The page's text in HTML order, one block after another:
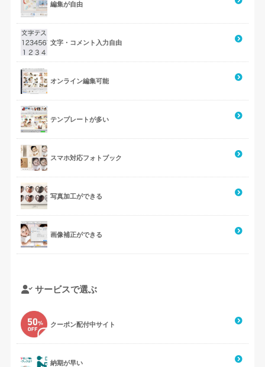
編集が自由
文字・コメント入力自由
オンライン編集可能
テンプレートが多い
スマホ対応フォトブック
写真加工ができる
画像補正ができる
サービスで選ぶ
クーポン配付中サイト
納期が早い